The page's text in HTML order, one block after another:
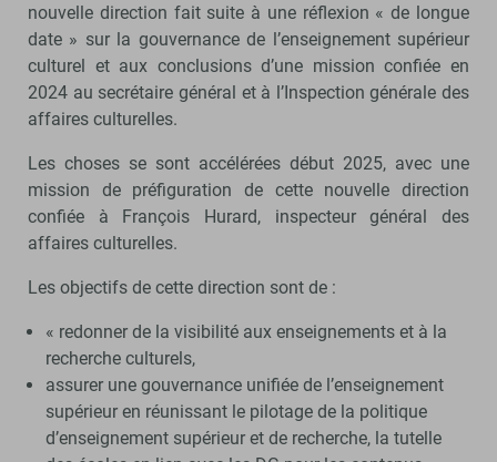
nouvelle direction fait suite à une réflexion « de longue
date » sur la gouvernance de l’enseignement supérieur
culturel et aux conclusions d’une mission confiée en
2024 au secrétaire général et à l’Inspection générale des
affaires culturelles.
Les choses se sont accélérées début 2025, avec une
mission de préfiguration de cette nouvelle direction
confiée à François Hurard, inspecteur général des
affaires culturelles.
Les objectifs de cette direction sont de :
« redonner de la visibilité aux enseignements et à la
recherche culturels,
assurer une gouvernance unifiée de l’enseignement
supérieur en réunissant le pilotage de la politique
d’enseignement supérieur et de recherche, la tutelle